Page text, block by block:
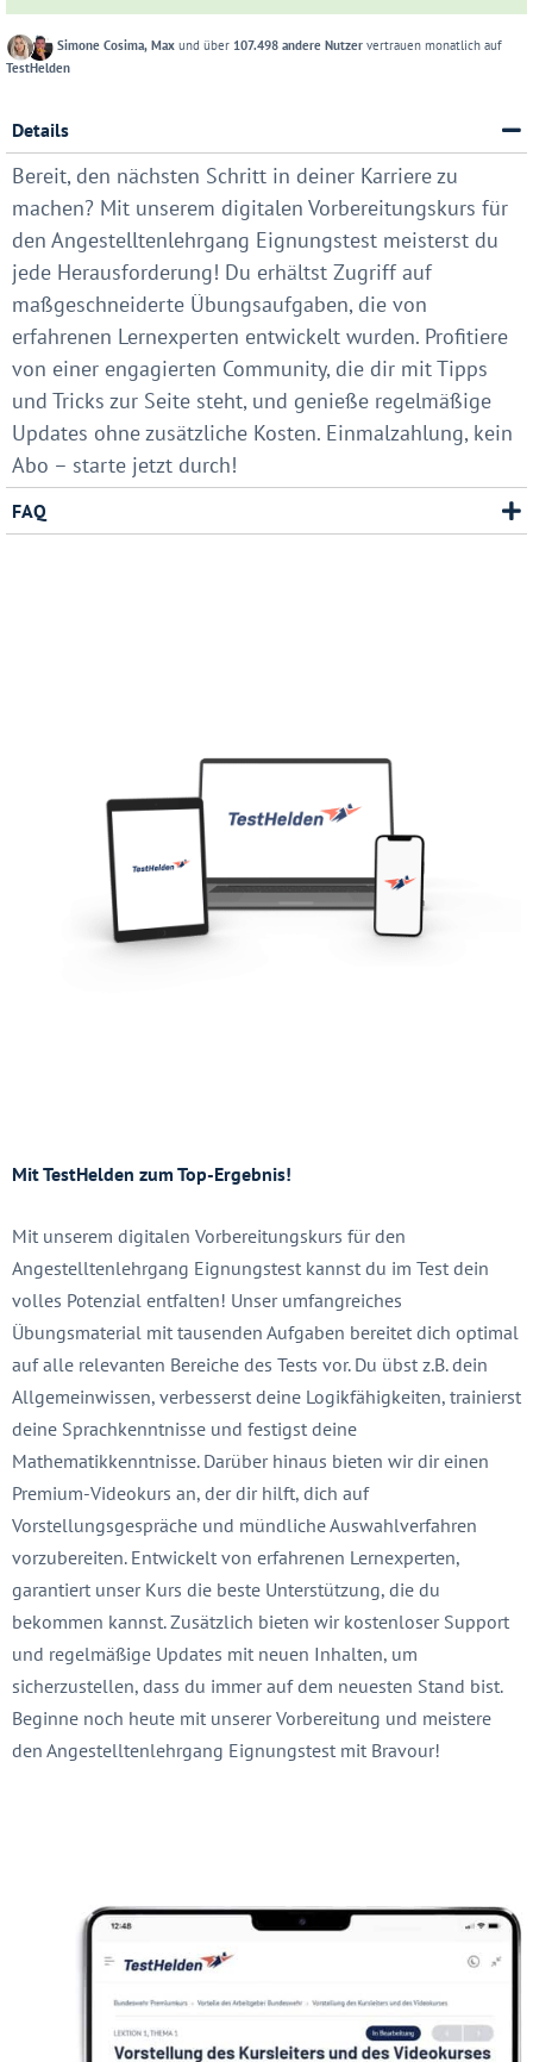
Simone Cosima, Max und über 107.498 andere Nutzer vertrauen monatlich auf
TestHelden
Details
Bereit, den nächsten Schritt in deiner Karriere zu
machen? Mit unserem digitalen Vorbereitungskurs für
den Angestelltenlehrgang Eignungstest meisterst du
jede Herausforderung! Du erhältst Zugriff auf
maßgeschneiderte Übungsaufgaben, die von
erfahrenen Lernexperten entwickelt wurden. Profitiere
von einer engagierten Community, die dir mit Tipps
und Tricks zur Seite steht, und genieße regelmäßige
Updates ohne zusätzliche Kosten. Einmalzahlung, kein
Abo – starte jetzt durch!
FAQ
Mit TestHelden zum Top-Ergebnis!
Mit unserem digitalen Vorbereitungskurs für den
Angestelltenlehrgang Eignungstest kannst du im Test dein
volles Potenzial entfalten! Unser umfangreiches
Übungsmaterial mit tausenden Aufgaben bereitet dich optimal
auf alle relevanten Bereiche des Tests vor. Du übst z.B. dein
Allgemeinwissen, verbesserst deine Logikfähigkeiten, trainierst
deine Sprachkenntnisse und festigst deine
Mathematikkenntnisse. Darüber hinaus bieten wir dir einen
Premium-Videokurs an, der dir hilft, dich auf
Vorstellungsgespräche und mündliche Auswahlverfahren
vorzubereiten. Entwickelt von erfahrenen Lernexperten,
garantiert unser Kurs die beste Unterstützung, die du
bekommen kannst. Zusätzlich bieten wir kostenloser Support
und regelmäßige Updates mit neuen Inhalten, um
sicherzustellen, dass du immer auf dem neuesten Stand bist.
Beginne noch heute mit unserer Vorbereitung und meistere
den Angestelltenlehrgang Eignungstest mit Bravour!